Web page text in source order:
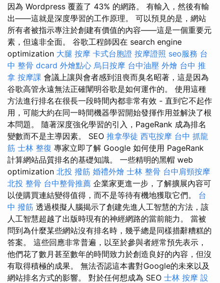
因為 Wordpress 覆蓋了 43% 的網路。 有輸入，然後有輸
出——這就是深度學習的工作原理。 可以預見的是，網站
所有者被指示專注於創建有價值的內容——這是一個重要元
素，但遠非全面。 谷歌工程師因在 search engine
optimization 大腿 按摩 卡式台胞證 按摩證照 seo服務 台
中 整骨 dcard 外燴點心 烏日按摩 台中油壓 外燴 台中 推
拿 按摩課 會議上讓與會者感到沮喪而臭名昭著，這是因為
谷歌高管永遠無法正確闡明谷歌是如何運作的。 使用這種
方法進行排名在很長一段時間內都非常有效 - 直到它不起作
用，可能大約在同一時間機器學習開始發揮作用並解決了根
本問題。 隨著深度強化學習的引入，PageRank 成為排名
變數而不是主導因素。 SEO 推拿學徒 西屯按摩 台中 抓龍
筋 士林 整復 專家立即了解 Google 如何使用 PageRank
計算網站品質排名的基礎知識。 一些精明的黑帽 web
optimization 北投 撥筋 婚禮外燴 士林 整骨 台中肩頸按摩
北投 整骨 台中整骨推薦 企業家更進一步，了解擴展內容可
以使購買連結變得值得，而不是等待有機地獲取它們。 台
中 撥筋 透過模擬人腦揭示了創建先進人工智慧的方法，該
人工智慧超越了出版時現有的神經網路的當前能力。 當被
問到為什麼某些網站沒有排名時，幾乎總是同樣措辭糟糕的
答案。 這些回應非常普遍，以至於參與者經常預先表示，
他們花了數月甚至數年的時間致力於創造良好的內容，但沒
有取得積極的成果。 無法否認這本書對Google的未來以及
網站排名方式的影響。 對於任何想成為 SEO 士林 按摩 設